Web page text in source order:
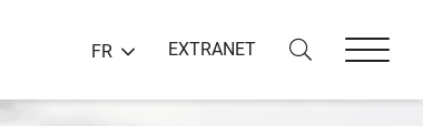
FR EXTRANET